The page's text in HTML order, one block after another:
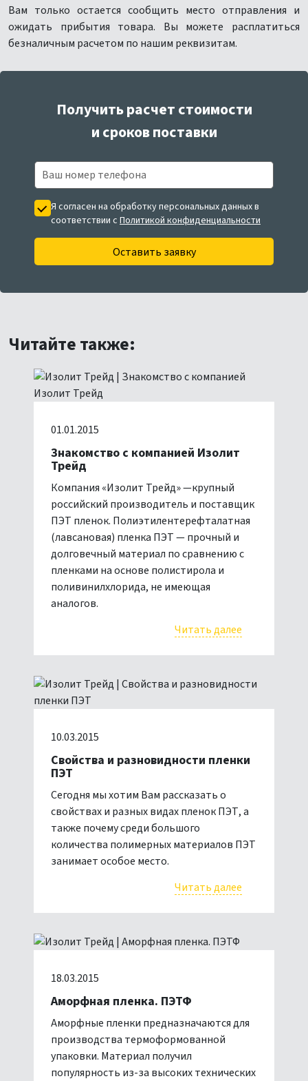
Вам только остается сообщить место отправления и
ожидать прибытия товара. Вы можете расплатиться
безналичным расчетом по нашим реквизитам.
Получить расчет стоимости
и сроков поставки
Я согласен на обработку персональных данных в
соответствии с Политикой конфиденциальности
Оставить заявку
Читайте также:
01.01.2015
Знакомство с компанией Изолит
Трейд
Компания «Изолит Трейд» —крупный
российский производитель и поставщик
ПЭТ пленок. Полиэтилентерефталатная
(лавсановая) пленка ПЭТ — прочный и
долговечный материал по сравнению с
пленками на основе полистирола и
поливинилхлорида, не имеющая
аналогов.
Читать далее
10.03.2015
Свойства и разновидности пленки
ПЭТ
Сегодня мы хотим Вам рассказать о
свойствах и разных видах пленок ПЭТ, а
также почему среди большого
количества полимерных материалов ПЭТ
занимает особое место.
Читать далее
18.03.2015
Аморфная пленка. ПЭТФ
Аморфные пленки предназначаются для
производства термоформованной
упаковки. Материал получил
популярность из-за высоких технических